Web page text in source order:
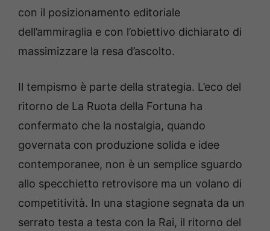
con il posizionamento editoriale
dell’ammiraglia e con l’obiettivo dichiarato di
massimizzare la resa d’ascolto.
Il tempismo è parte della strategia. L’eco del
ritorno de La Ruota della Fortuna ha
confermato che la nostalgia, quando
governata con produzione solida e idee
contemporanee, non è un semplice sguardo
allo specchietto retrovisore ma un volano di
competitività. In una stagione segnata da un
serrato testa a testa con la Rai, il ritorno del